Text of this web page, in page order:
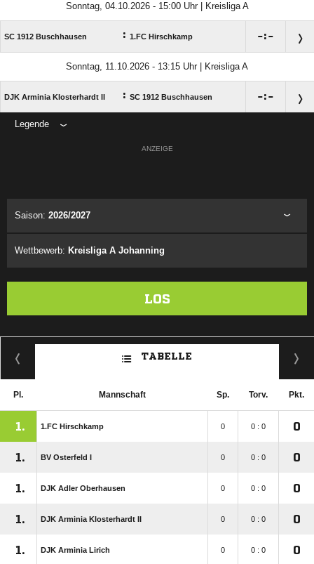
Sonntag, 04.10.2026 - 15:00 Uhr | Kreisliga A
SC 1912 Buschhausen : 1.FC Hirschkamp :
Sonntag, 11.10.2026 - 13:15 Uhr | Kreisliga A
DJK Arminia Klosterhardt II : SC 1912 Buschhausen :
Legende
ANZEIGE
Saison: 2026/2027
Wettbewerb: Kreisliga A Johanning
LOS
TABELLE
Pl. Mannschaft Sp. Torv. Pkt.
1. 1.FC Hirschkamp 0 0 : 0 0
1. BV Osterfeld I 0 0 : 0 0
1. DJK Adler Oberhausen 0 0 : 0 0
1. DJK Arminia Klosterhardt II 0 0 : 0 0
1. DJK Arminia Lirich 0 0 : 0 0